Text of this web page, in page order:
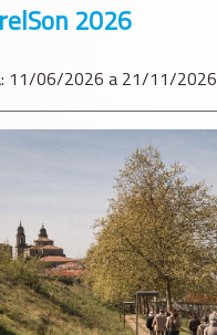
2026
11/06/2026 a 21/11/2026